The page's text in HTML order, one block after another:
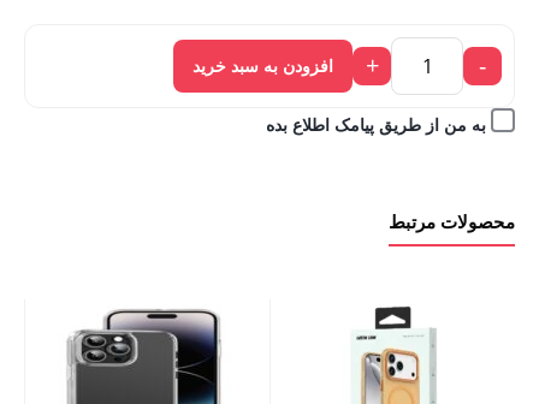
Flip
7
بود.
-
+ افزودن به سبد خرید
به من از طریق پیامک اطلاع بده
محصولات مرتبط